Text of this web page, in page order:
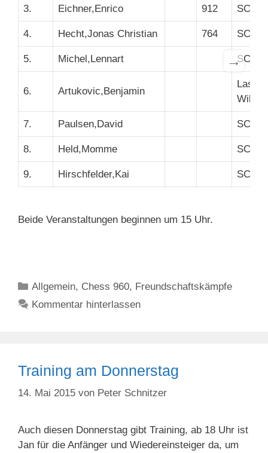
3. Eichner,Enrico 912 SC
4. Hecht,Jonas Christian 764 SC
5. Michel,Lennart SC
6. Artukovic,Benjamin
7. Paulsen,David SC
8. Held,Momme SC
9. Hirschfelder,Kai SC
→
Beide Veranstaltungen beginnen um 15 Uhr.
Kategorien
Allgemein, Chess 960, Freundschaftskämpfe
Kommentar hinterlassen
Training am Donnerstag
14. Mai 2015 von Peter Schnitzer
Auch diesen Donnerstag gibt Training, ab 18 Uhr ist
Jan für die Anfänger und Wiedereinsteiger da, um